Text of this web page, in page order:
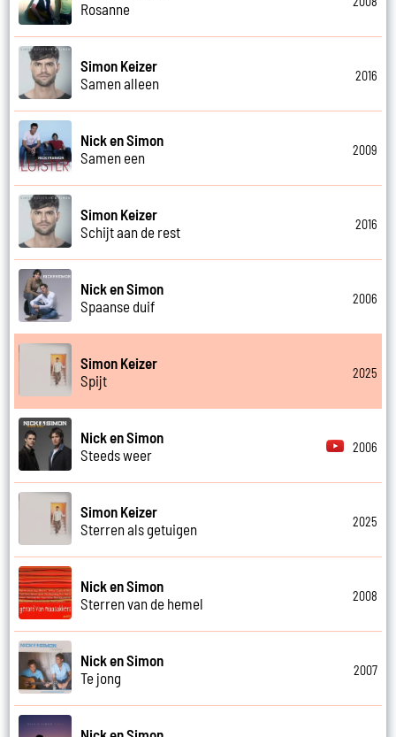
Rosanne
Simon Keizer
Samen alleen
2016
Nick en Simon
Samen een
2009
Simon Keizer
Schijt aan de rest
2016
Nick en Simon
Spaanse duif
2006
Simon Keizer
Spijt
2025
Nick en Simon
Steeds weer
2006
Simon Keizer
Sterren als getuigen
2025
Nick en Simon
Sterren van de hemel
2008
Nick en Simon
Te jong
2007